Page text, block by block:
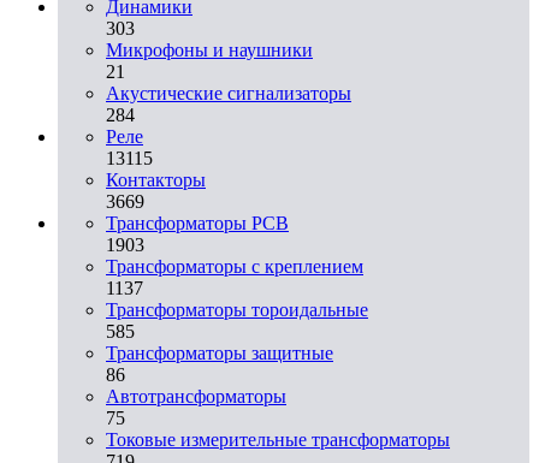
Динамики
303
Микрофоны и наушники
21
Акустические сигнализаторы
284
Реле
13115
Контакторы
3669
Трансформаторы PCB
1903
Трансформаторы с креплением
1137
Трансформаторы тороидальные
585
Трансформаторы защитные
86
Автотрансформаторы
75
Токовые измерительные трансформаторы